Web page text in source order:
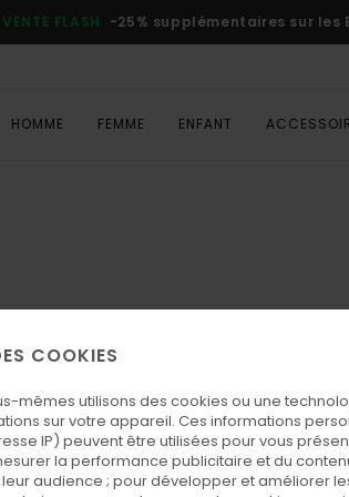
VENTE FLASH -25% supplémentaires sur les
HOMME FEMME ENFANT
COOKIES
mêmes utilisons des cookies ou une
sur votre appareil. Ces informations
IP) peuvent être utilisées pour vous
la performance publicitaire et du
audience ; pour développer et améliorer